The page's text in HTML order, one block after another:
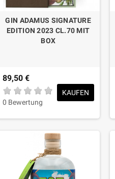
GIN ADAMUS SIGNATURE
EDITION 2023 CL.70 MIT
BOX
89,50 €
0 Bewertung
KAUFEN